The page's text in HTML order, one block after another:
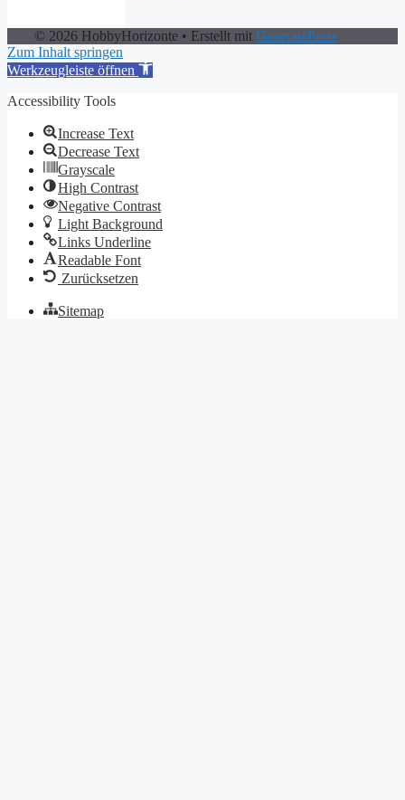
© 2026 HobbyHorizonte • Erstellt mit GeneratePress
Zum Inhalt springen
Werkzeugleiste öffnen
Accessibility Tools
Increase Text
Decrease Text
Grayscale
High Contrast
Negative Contrast
Light Background
Links Underline
Readable Font
Zurücksetzen
Sitemap